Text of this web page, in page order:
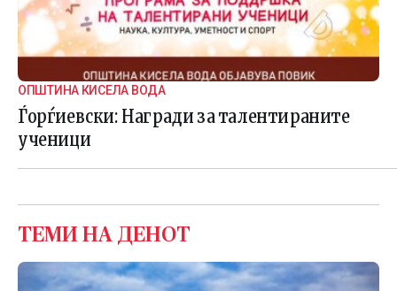
ОПШТИНА КИСЕЛА ВОДА
Ѓорѓиевски: Награди за талентираните
ученици
ТЕМИ НА ДЕНОТ